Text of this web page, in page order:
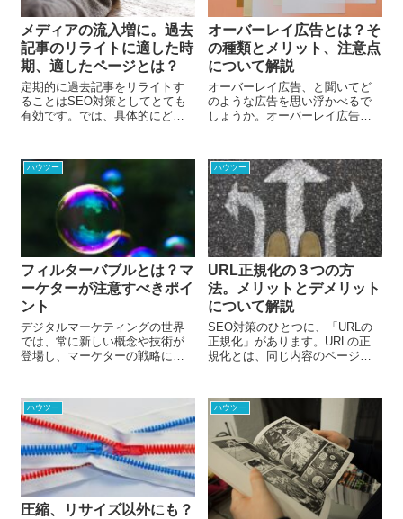
メディアの流入増に。過去
記事のリライトに適した時
期、適したページとは？
定期的に過去記事をリライトす
ることはSEO対策としてとても
有効です。では、具体的にどの
リライトするのに適した時期、
リライトすべきページの選び方
についてお伝えします。
オーバーレイ広告とは？そ
の種類とメリット、注意点
について解説
オーバーレイ広告、と聞いてど
のような広告を思い浮かべるで
しょうか。オーバーレイ広告と
す。記事を読んでいる途中で急
に広告が現れたという経験があ
るのではないでしょうか。今回
は、オーバーレイ広告の種類と
メリット・デメリット、気を付
けたいポイントについてお届け
します。
ハウツー
フィルターバブルとは？マ
ーケターが注意すべきポイ
ント
デジタルマーケティングの世界
では、常に新しい概念や技術が
登場し、マーケターの戦略に大
つが「フィルターバブル」で
す。この記事では、フィルター
バブルとそれを生み出すアルゴ
リズム、そしてフィ...
ハウツー
URL正規化の３つの方
法。メリットとデメリット
について解説
SEO対策のひとつに、「URLの
正規化」があります。URLの正
規化とは、同じ内容のページが
は、さまざまな方法がありま
す。今回は、URLの正規化の必
要性と、どんな場合に正規化を
すべきかについて解説します。
ハウツー
圧縮、リサイズ以外にも？
ハウツー